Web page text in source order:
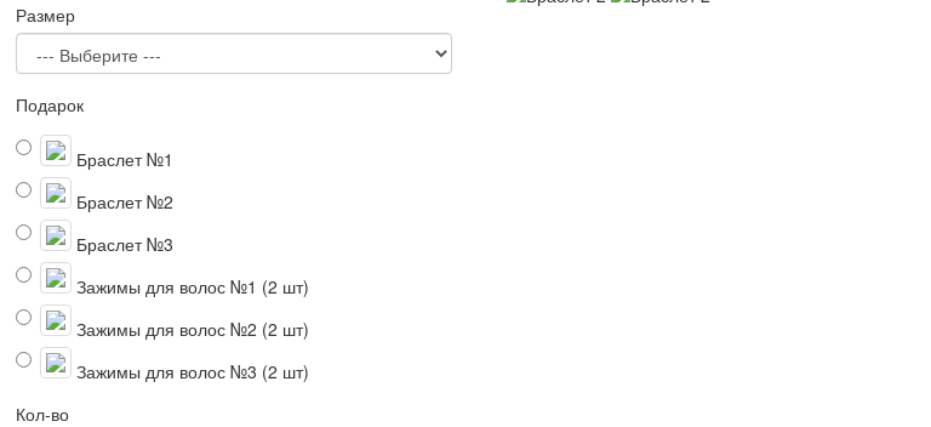
Размер
Подарок
Браслет №1
Браслет №2
Браслет №3
Зажимы для волос №1 (2 шт)
Зажимы для волос №2 (2 шт)
Зажимы для волос №3 (2 шт)
Кол-во